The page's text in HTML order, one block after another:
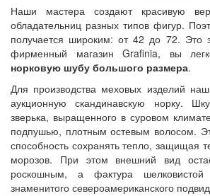
Наши мастера создают красивую
обладательниц разных типов фигур.
получается широким: от 42 до 72. Это
фирменный магазин Grafinia, вы
норковую шубу большого размера.
Для производства меховых изделий
аукционную скандинавскую норку.
зверька, выращенного в суровом
подпушью, плотным остевым волосом.
способность сохранять тепло, защищая
морозов. При этом внешний вид
роскошным, а фактура
знаменитого североамериканского